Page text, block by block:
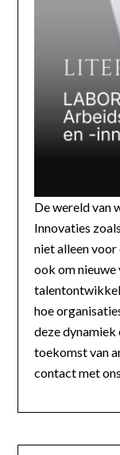
De wereld van
Innovaties
niet alleen
ook om nieuwe
hoe
deze
toekomst van
contact met